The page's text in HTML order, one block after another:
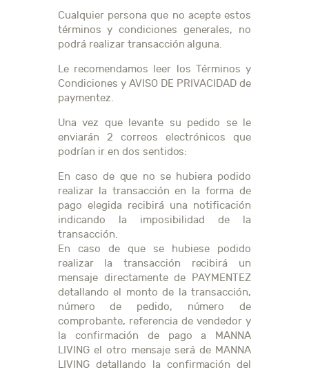
Cualquier persona que no acepte estos
términos y condiciones generales, no
podrá realizar transacción alguna.
Le recomendamos leer los Términos y
Condiciones y AVISO DE PRIVACIDAD de
paymentez.
Una vez que levante su pedido se le
enviarán 2 correos electrónicos que
podrían ir en dos sentidos:
En caso de que no se hubiera podido
realizar la transacción en la forma de
pago elegida recibirá una notificación
indicando la imposibilidad de la
transacción.
En caso de que se hubiese podido
realizar la transacción recibirá un
mensaje directamente de PAYMENTEZ
detallando el monto de la transacción,
número de pedido, número de
comprobante, referencia de vendedor y
la confirmación de pago a MANNA
LIVING el otro mensaje será de MANNA
LIVING detallando la confirmación del